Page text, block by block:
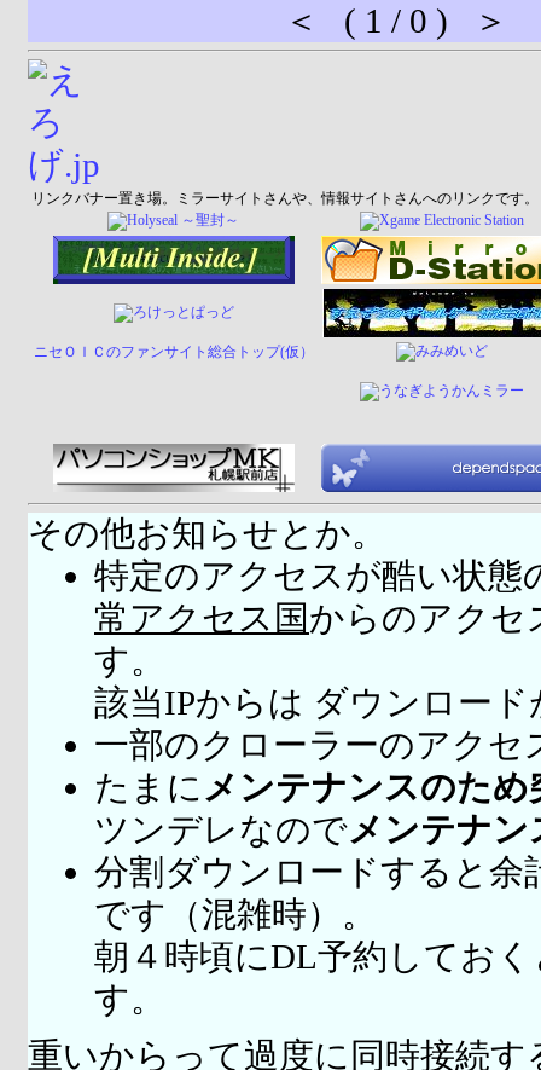
＜ ( 1 / 0 ) ＞
リンクバナー置き場。ミラーサイトさんや、情報サイトさんへのリンクです。
ニセＯＩＣのファンサイト総合トップ(仮）
その他お知らせとか。
特定のアクセスが酷い状態
常アクセス国からのアクセ
す。
該当IPからは ダウンロー
一部のクローラーのアクセ
たまに メンテナンスのため
ツンデレなのでメンテナ
分割ダウンロードすると余
です（混雑時）。
朝４時頃にDL予約してお
す。
重いからって過度に同時接続す